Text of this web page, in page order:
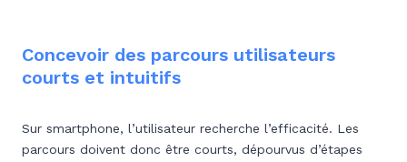
Concevoir des parcours utilisateurs
courts et intuitifs
Sur smartphone, l’utilisateur recherche l’efficacité. Les
parcours doivent donc être courts, dépourvus d’étapes